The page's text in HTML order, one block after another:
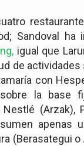
Sandoval
igual que
de
con
la base
(Arzak),
apenas
(Berasategui